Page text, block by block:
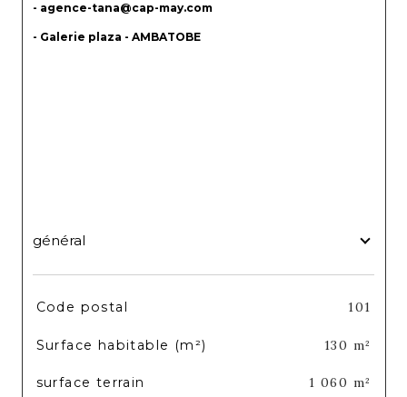
- agence-tana@cap-may.com
- Galerie plaza - AMBATOBE
général
TRAD_SIROCCO_Caracteristique
Code postal 101
Surface habitable (m²) 130 m²
surface terrain 1 060 m²